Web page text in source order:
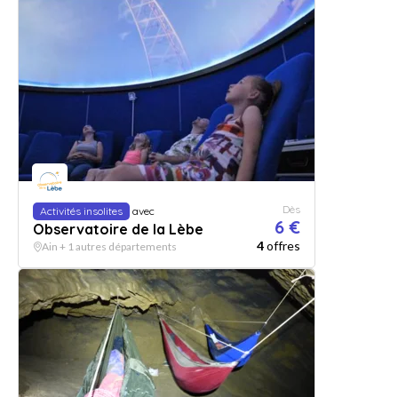
Activités insolites avec
Observatoire de la Lèbe
Dès
6 €
Ain + 1 autres départements 4offres